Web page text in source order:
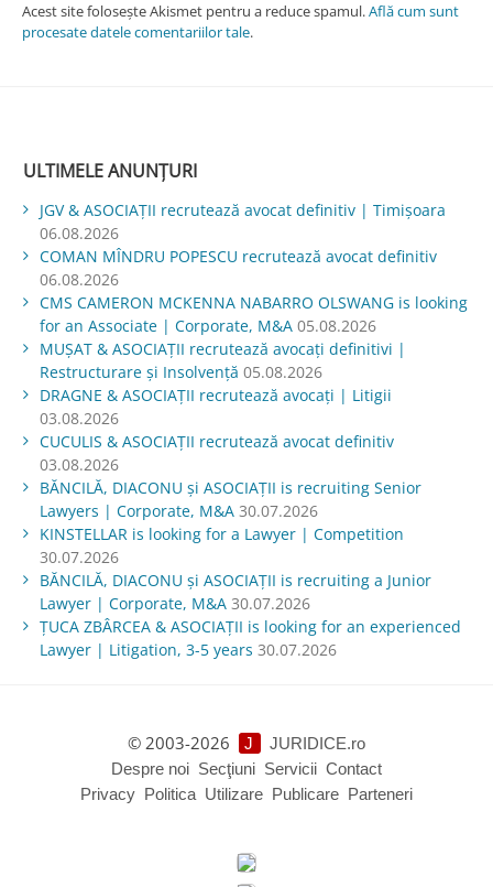
Acest site folosește Akismet pentru a reduce spamul.Află cum sunt
procesate datele comentariilor tale.
ULTIMELE ANUNȚURI
JGV & ASOCIAŢII recrutează avocat definitiv | Timișoara
06.08.2026
COMAN MÎNDRU POPESCU recrutează avocat definitiv
06.08.2026
CMS CAMERON MCKENNA NABARRO OLSWANG is looking
for an Associate | Corporate, M&A 05.08.2026
MUŞAT & ASOCIAŢII recrutează avocați definitivi |
Restructurare și Insolvență 05.08.2026
DRAGNE & ASOCIAȚII recrutează avocați | Litigii
03.08.2026
CUCULIS & ASOCIAȚII recrutează avocat definitiv
03.08.2026
BĂNCILĂ, DIACONU și ASOCIAȚII is recruiting Senior
Lawyers | Corporate, M&A 30.07.2026
KINSTELLAR is looking for a Lawyer | Competition
30.07.2026
BĂNCILĂ, DIACONU și ASOCIAȚII is recruiting a Junior
Lawyer | Corporate, M&A 30.07.2026
ŢUCA ZBÂRCEA & ASOCIAŢII is looking for an experienced
Lawyer | Litigation, 3-5 years 30.07.2026
© 2003-2026 J
JURIDICE.ro
Despre noi Secţiuni Servicii Contact
Privacy Politica Utilizare Publicare Parteneri